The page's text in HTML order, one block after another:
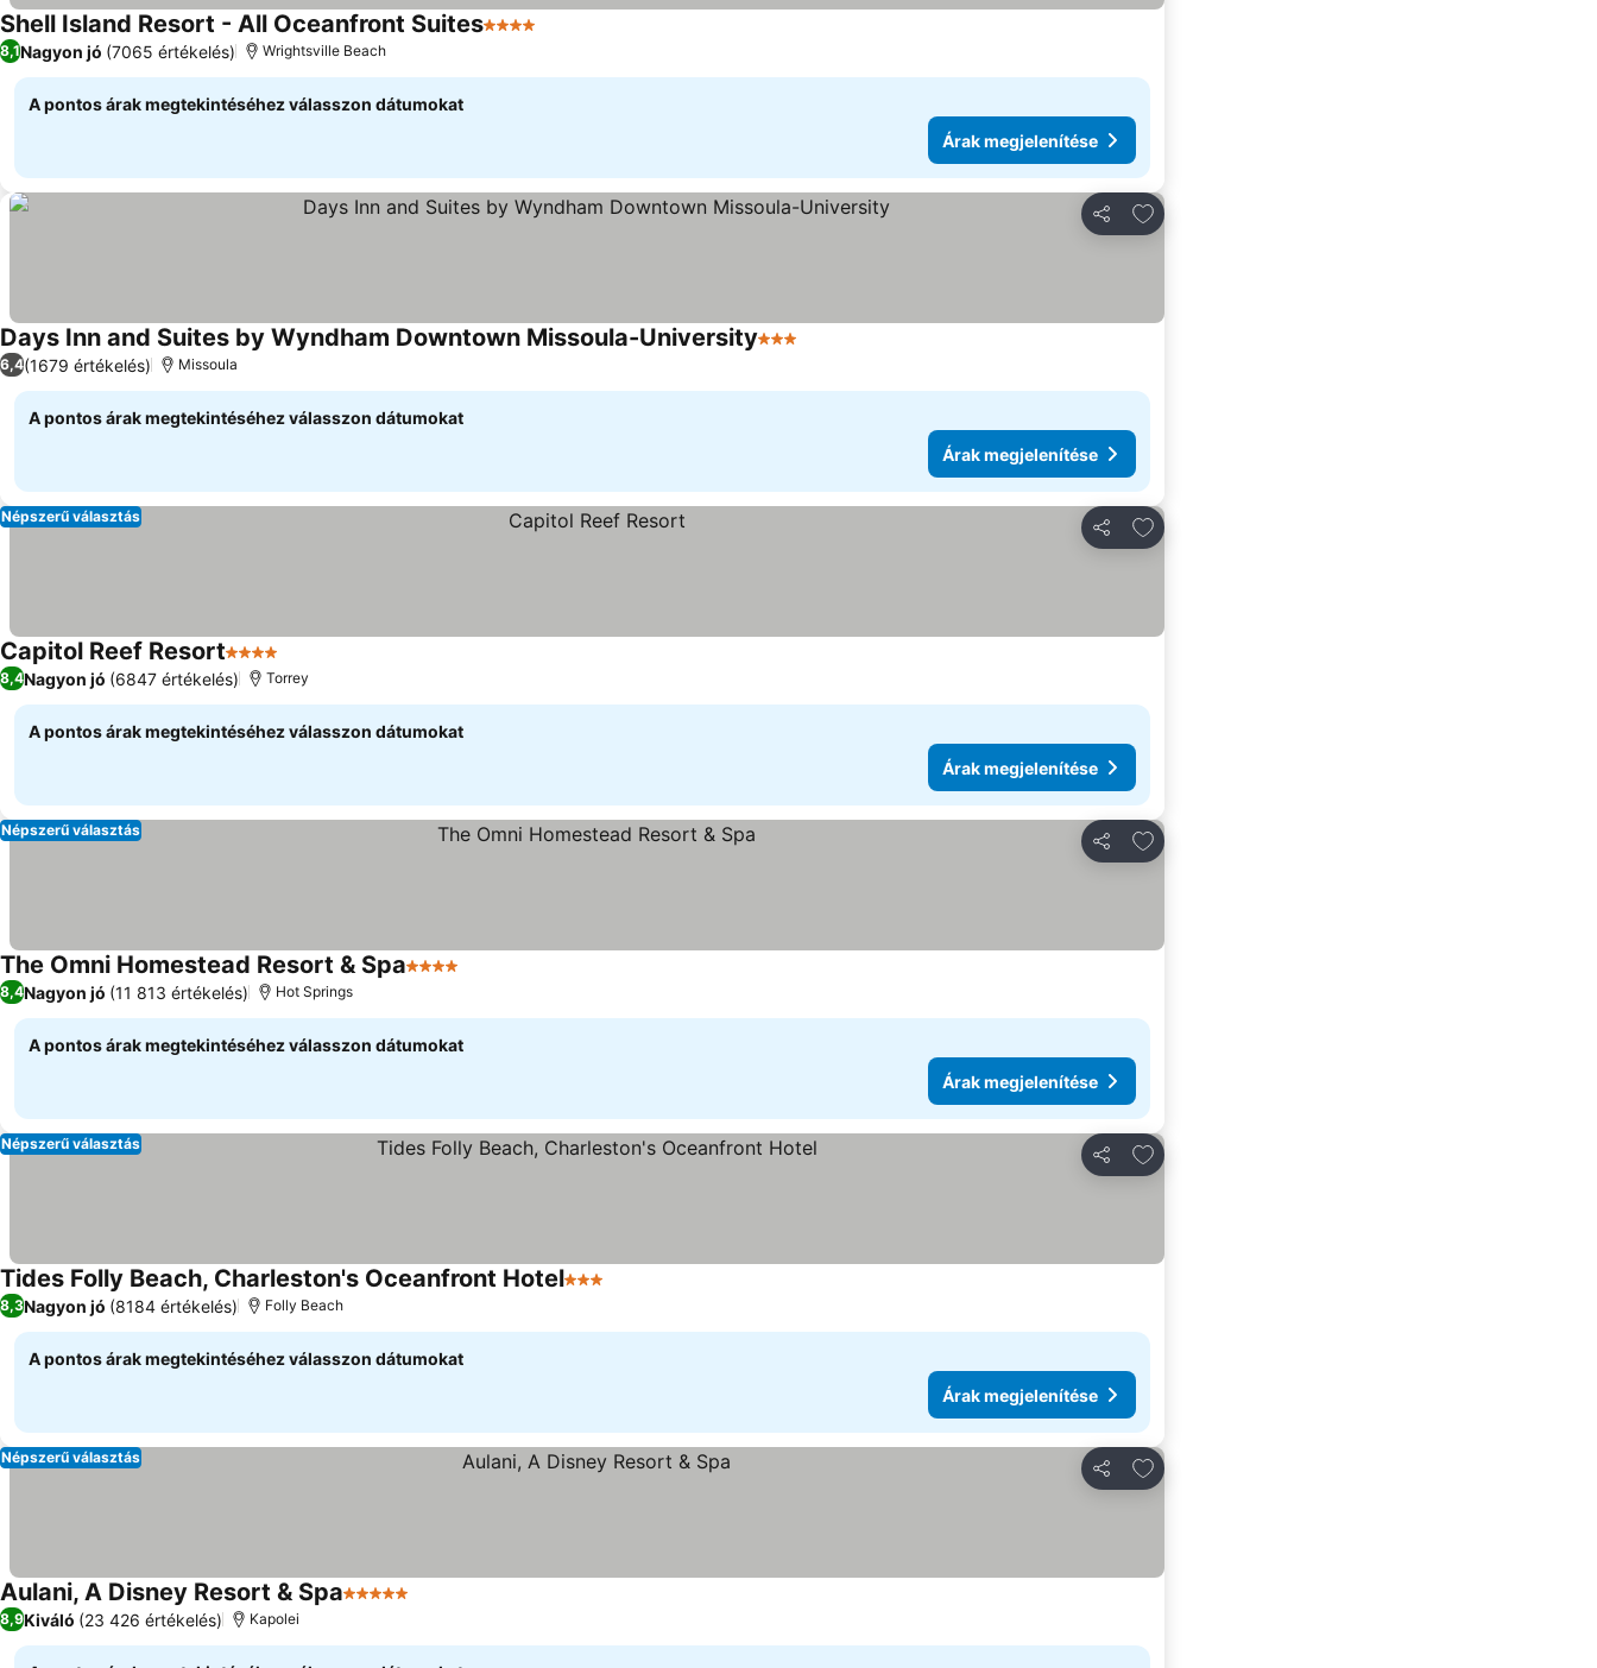
Shell Island Resort - All Oceanfront Suites4 Kategória
8,1Nagyon jó (7065 értékelés) Wrightsville Beach
A pontos árak megtekintéséhez válasszon dátumokat
Árak megjelenítése
Megosztás
Hozzáadás a kedvencekhez
Days Inn and Suites by Wyndham Downtown Missoula-University3 Kategória
6,4(1679 értékelés) Missoula
A pontos árak megtekintéséhez válasszon dátumokat
Árak megjelenítése
Megosztás
Hozzáadás a kedvencekhez
Népszerű választás
Capitol Reef Resort4 Kategória
8,4Nagyon jó (6847 értékelés) Torrey
A pontos árak megtekintéséhez válasszon dátumokat
Árak megjelenítése
Megosztás
Hozzáadás a kedvencekhez
Népszerű választás
The Omni Homestead Resort & Spa4 Kategória
8,4Nagyon jó (11 813 értékelés) Hot Springs
A pontos árak megtekintéséhez válasszon dátumokat
Árak megjelenítése
Megosztás
Hozzáadás a kedvencekhez
Népszerű választás
Tides Folly Beach, Charleston's Oceanfront Hotel3 Kategória
8,3Nagyon jó (8184 értékelés) Folly Beach
A pontos árak megtekintéséhez válasszon dátumokat
Árak megjelenítése
Megosztás
Hozzáadás a kedvencekhez
Népszerű választás
Aulani, A Disney Resort & Spa5 Kategória
8,9Kiváló (23 426 értékelés) Kapolei